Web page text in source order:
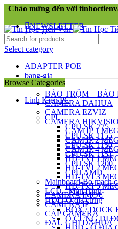
Chào mừng đến với
NEWSLETTER
Liên Hệ
Select category
ADAPTER POE
bang-gia
CAMERA
BÁO TRỘM – BÁO
CAMERA DAHUA
CAMERA EZVIZ
CAMERA
CAM IP 1
CAM IP 2
CAM IP 4
HD-TVI 1
HD-TVI 2
HD-TVI 3
HD-TVI 5
CAMERA IMOU
CAMERA IP
CÁP CAMERA
ĐẦU GHI DAHUA
Browse Categories
Linh Kiện PC
CPU
CPU SK 775
CPU SK 1155
CPU SK 1150
CPU SK 1151
CPU SK 1200
CPU AMD
Mainboard-Bo mạch
LCD - Màn Hình
HDD-Ổ đĩa cứng
BOX / DOCK
Ổ CỨNG DI